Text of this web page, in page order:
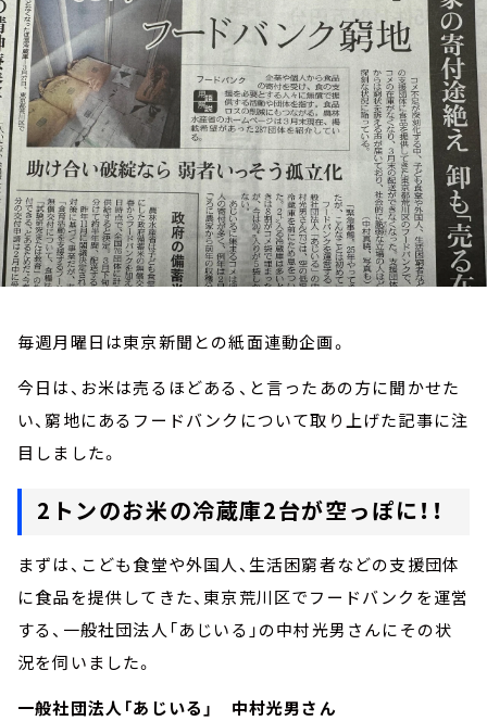
YouTube
会社情報
毎週月曜日は東京新聞との紙面連動企画。
今日は、お米は売るほどある、と言ったあの方に聞かせた
い、窮地にあるフードバンクについて取り上げた記事に注
目しました。
2トンのお米の冷蔵庫2台が空っぽに！！
まずは、こども食堂や外国人、生活困窮者などの支援団体
に食品を提供してきた、東京荒川区でフードバンクを運営
する、一般社団法人「あじいる」の中村光男さんにその状
況を伺いました。
一般社団法人「あじいる」 中村光男さん